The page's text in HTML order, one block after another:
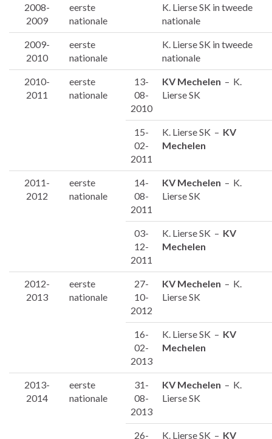
2008-
2009
eerste
nationale
K. Lierse SK in tweede
nationale
2009-
2010
eerste
nationale
K. Lierse SK in tweede
nationale
2010-
2011
eerste
nationale
13-
08-
2010
KV Mechelen – K.
Lierse SK
15-
02-
2011
K. Lierse SK – KV
Mechelen
2011-
2012
eerste
nationale
14-
08-
2011
KV Mechelen – K.
Lierse SK
03-
12-
2011
K. Lierse SK – KV
Mechelen
2012-
2013
eerste
nationale
27-
10-
2012
KV Mechelen – K.
Lierse SK
16-
02-
2013
K. Lierse SK – KV
Mechelen
2013-
2014
eerste
nationale
31-
08-
2013
KV Mechelen – K.
Lierse SK
26-
K. Lierse SK – KV